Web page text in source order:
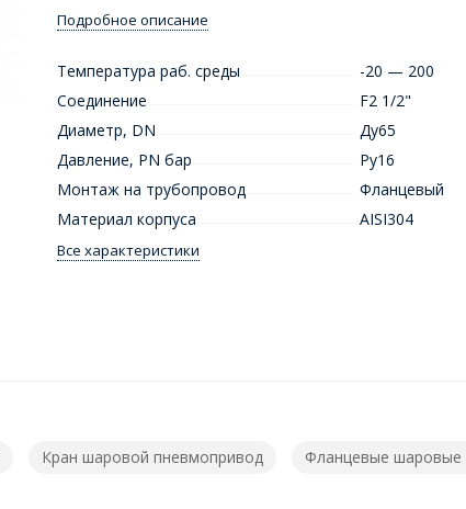
Подробное описание
Температура раб. среды
-20 — 200
Соединение
F2 1/2"
Диаметр, DN
Ду65
Давление, PN бар
Ру16
Монтаж на трубопровод
Фланцевый
Материал корпуса
AISI304
Все характеристики
Кран шаровой пневмопривод Фланцевые шаровые